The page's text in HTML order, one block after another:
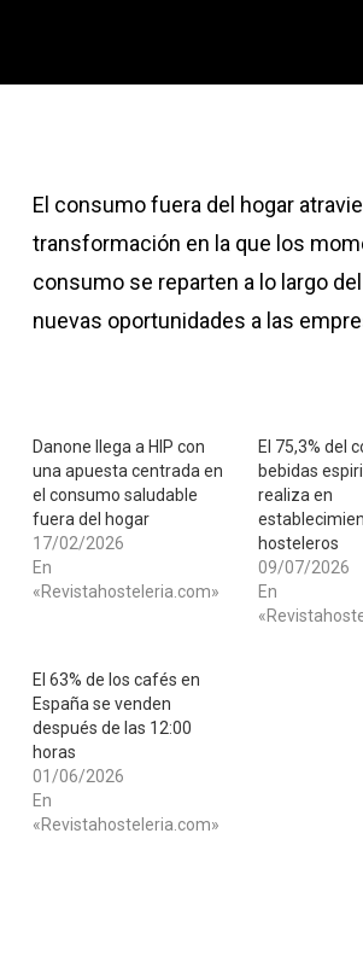
El consumo fuera del hogar
transformación en la que los
consumo se reparten a lo largo
nuevas oportunidades a las
Danone llega a HIP con
una apuesta centrada en
el consumo saludable
fuera del hogar
17/02/2026
En
«Revistahosteleria.com»
El 75,3% del
bebidas
realiza en
hosteleros
09/07/2026
En
El 63% de los cafés en
España se venden
después de las 12:00
horas
01/06/2026
En
«Revistahosteleria.com»